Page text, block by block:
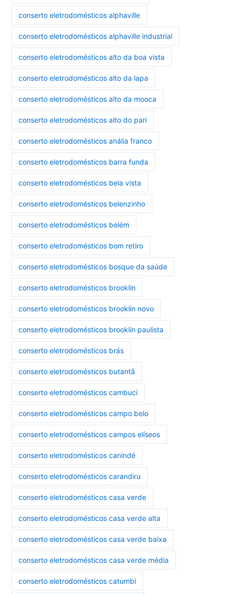
conserto eletrodomésticos alphaville
conserto eletrodomésticos alphaville industrial
conserto eletrodomésticos alto da boa vista
conserto eletrodomésticos alto da lapa
conserto eletrodomésticos alto da mooca
conserto eletrodomésticos alto do pari
conserto eletrodomésticos anália franco
conserto eletrodomésticos barra funda
conserto eletrodomésticos bela vista
conserto eletrodomésticos belenzinho
conserto eletrodomésticos belém
conserto eletrodomésticos bom retiro
conserto eletrodomésticos bosque da saúde
conserto eletrodomésticos brooklin
conserto eletrodomésticos brooklin novo
conserto eletrodomésticos brooklin paulista
conserto eletrodomésticos brás
conserto eletrodomésticos butantã
conserto eletrodomésticos cambuci
conserto eletrodomésticos campo belo
conserto eletrodomésticos campos elíseos
conserto eletrodomésticos canindé
conserto eletrodomésticos carandiru
conserto eletrodomésticos casa verde
conserto eletrodomésticos casa verde alta
conserto eletrodomésticos casa verde baixa
conserto eletrodomésticos casa verde média
conserto eletrodomésticos catumbi